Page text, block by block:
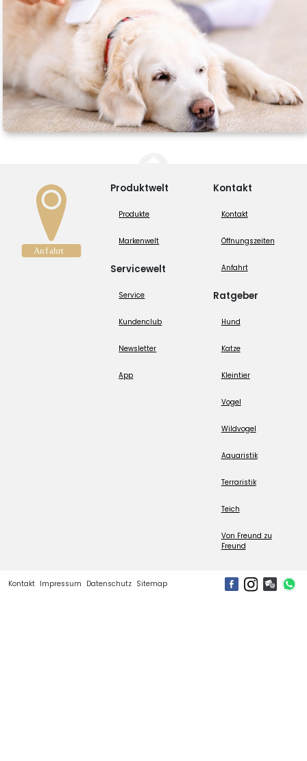
Produktwelt
Produkte
Markenwelt
Servicewelt
Service
Kundenclub
Newsletter
App
Kontakt
Kontakt
Öffnungszeiten
Anfahrt
Ratgeber
Hund
Katze
Kleintier
Vogel
Wildvogel
Aquaristik
Terraristik
Teich
Von Freund zu
Freund
Kontakt Impressum Datenschutz Sitemap